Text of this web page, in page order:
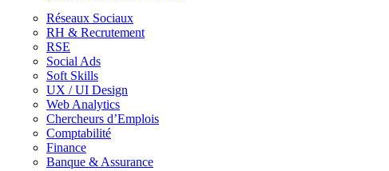
Réseaux Sociaux
RH & Recrutement
RSE
Social Ads
Soft Skills
UX / UI Design
Web Analytics
Chercheurs d’Emplois
Comptabilité
Finance
Banque & Assurance